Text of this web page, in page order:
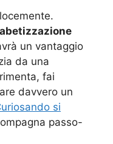
un vantaggio
da una
fai
davvero un
si
passo-